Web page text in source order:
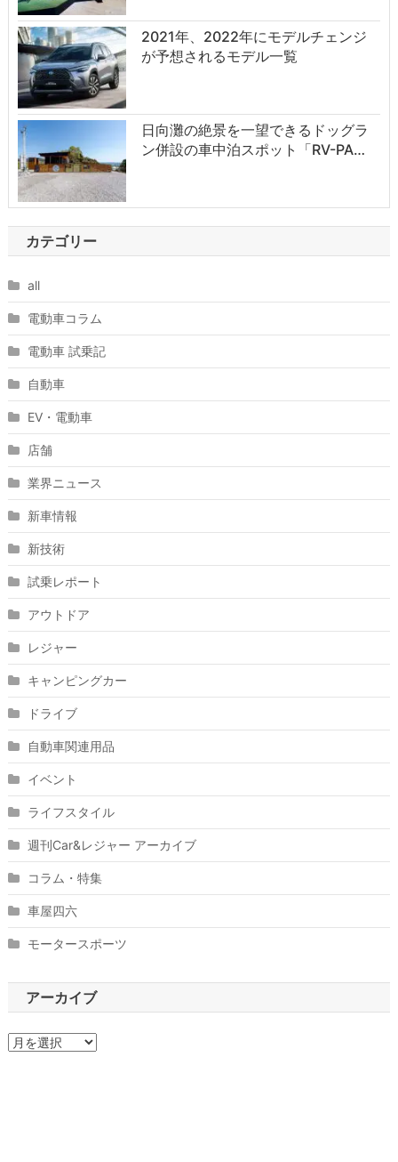
2021年、2022年にモデルチェンジ
が予想されるモデル一覧
日向灘の絶景を一望できるドッグラ
ン併設の車中泊スポット「RV-PA…
カテゴリー
all
電動車コラム
電動車 試乗記
自動車
EV・電動車
店舗
業界ニュース
新車情報
新技術
試乗レポート
アウトドア
レジャー
キャンピングカー
ドライブ
自動車関連用品
イベント
ライフスタイル
週刊Car&レジャー アーカイブ
コラム・特集
車屋四六
モータースポーツ
アーカイブ
ア